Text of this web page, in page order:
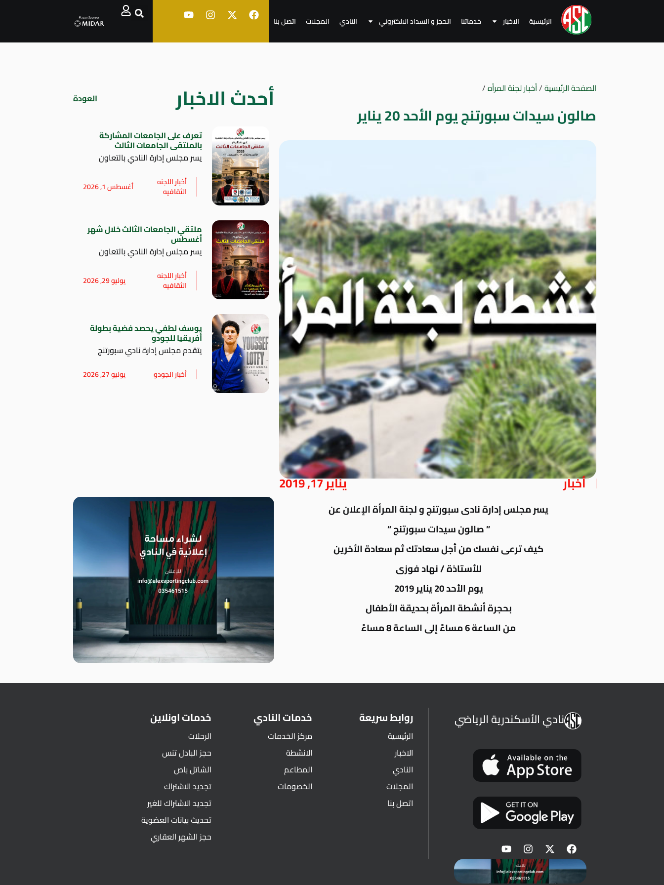
الرئيسية الاخبار خدماتنا الحجز و السداد الالكتروني النادي المجلات اتصل بنا
الصفحة الرئيسية/أخبار لجنة المرأه/
صالون سيدات سبورتنج يوم الأحد 20 يناير
أخبار يناير 17, 2019
يسر مجلس إدارة نادى سبورتنج و لجنة المرأة الإعلان عن
” صالون سيدات سبورتنج ”
كيف ترعى نفسك من أجل سعادتك ثم سعادة الأخرين
للأستاذة / نهاد فوزى
يوم الأحد 20 يناير 2019
بحجرة أنشطة المرأة بحديقة الأطفال
من الساعة 6 مساءً إلى الساعة 8 مساءً
أحدث الاخبار العودة
تعرف على الجامعات المشاركة
بالملتقى الجامعات الثالث
يسر مجلس إدارة النادي بالتعاون
أخبار اللجنه
الثقافيه أغسطس 1, 2026
ملتقي الجامعات الثالث خلال شهر
أغسطس
يسر مجلس إدارة النادي بالتعاون
أخبار اللجنه
الثقافيه يوليو 29, 2026
يوسف لطفي يحصد فضية بطولة
أفريقيا للجودو
يتقدم مجلس إدارة نادي سبورتنج
أخبار الجودو يوليو 27, 2026
نادي الأسكندرية الرياضي روابط سريعة
الرئيسية
الاخبار
النادي
المجلات
اتصل بنا
خدمات النادي
مركز الخدمات
الانشطة
المطاعم
الخصومات
خدمات اونلاين
الرحلات
حجز البادل تنس
الشاتل باص
تجديد الاشتراك
تجديد الاشتراك للغير
تحديث بيانات العضوية
حجز الشهر العقاري